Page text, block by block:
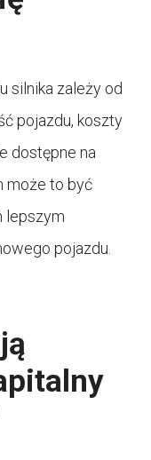
silnika zależy od
pojazdu, koszty
dostępne na
może to być
lepszym
pojazdu.